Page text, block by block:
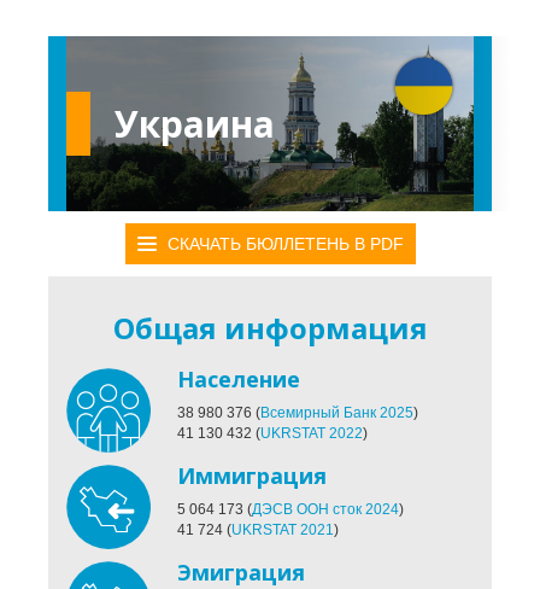
Украина
СКАЧАТЬ БЮЛЛЕТЕНЬ В PDF
Общая информация
Население
38 980 376 (Всемирный Банк 2025)
41 130 432 (UKRSTAT 2022)
Иммиграция
5 064 173 (ДЭСВ ООН сток 2024)
41 724 (UKRSTAT 2021)
Эмиграция